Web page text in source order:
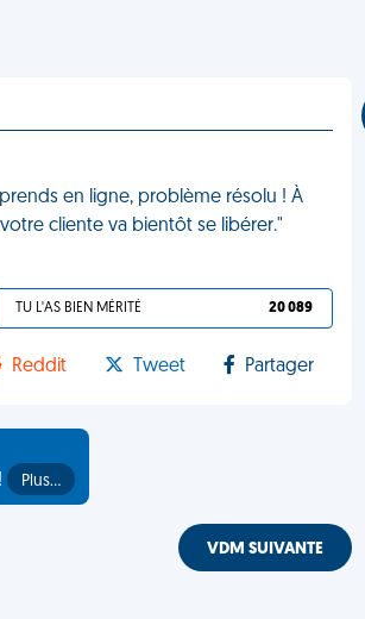
en ligne, problème résolu ! À
cliente va bientôt se libérer."
TU L'AS BIEN MÉRITÉ 20 089
Reddit Tweet Partager
Plus…
VDM SUIVANTE